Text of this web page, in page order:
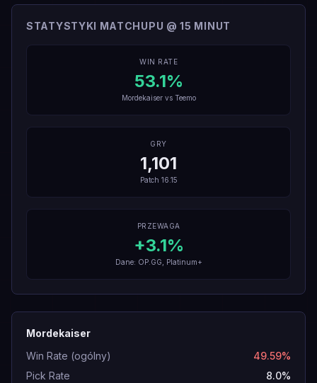
STATYSTYKI MATCHUPU @ 15 MINUT
WIN RATE
53.1%
Mordekaiservs Teemo
GRY
1,101
Patch 16.15
PRZEWAGA
+3.1%
Dane: OP.GG, Platinum+
Mordekaiser
Win Rate (ogólny)
49.59%
Pick Rate
8.0%